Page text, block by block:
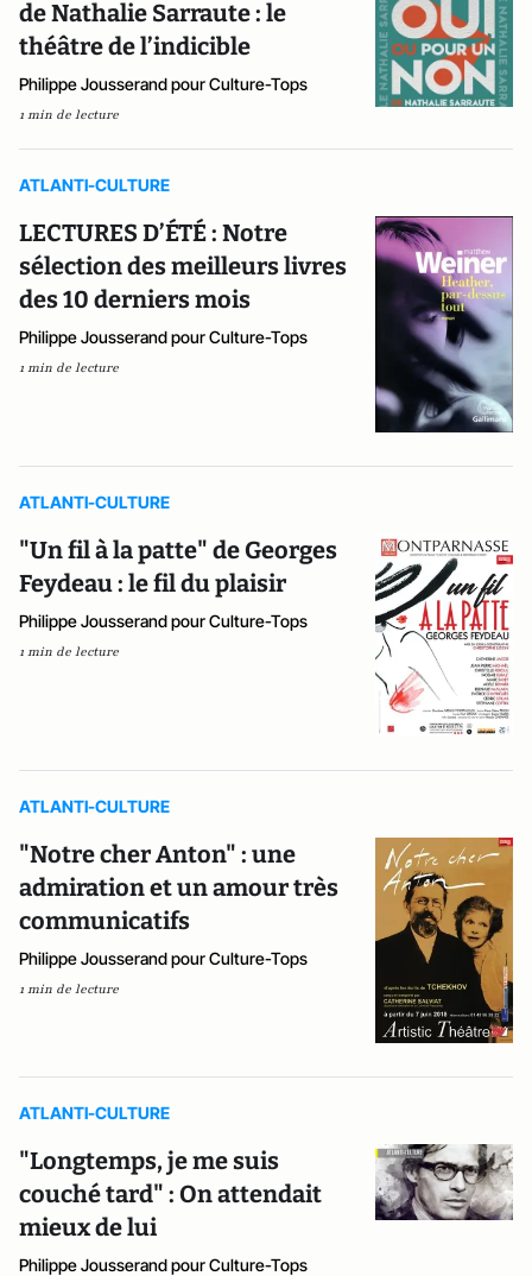
de Nathalie Sarraute : le
théâtre de l’indicible
Philippe Jousserand pour Culture-Tops
1 min de lecture
ATLANTI-CULTURE
LECTURES D’ÉTÉ : Notre
sélection des meilleurs livres
des 10 derniers mois
Philippe Jousserand pour Culture-Tops
1 min de lecture
ATLANTI-CULTURE
"Un fil à la patte" de Georges
Feydeau : le fil du plaisir
Philippe Jousserand pour Culture-Tops
1 min de lecture
ATLANTI-CULTURE
"Notre cher Anton" : une
admiration et un amour très
communicatifs
Philippe Jousserand pour Culture-Tops
1 min de lecture
ATLANTI-CULTURE
"Longtemps, je me suis
couché tard" : On attendait
mieux de lui
Philippe Jousserand pour Culture-Tops